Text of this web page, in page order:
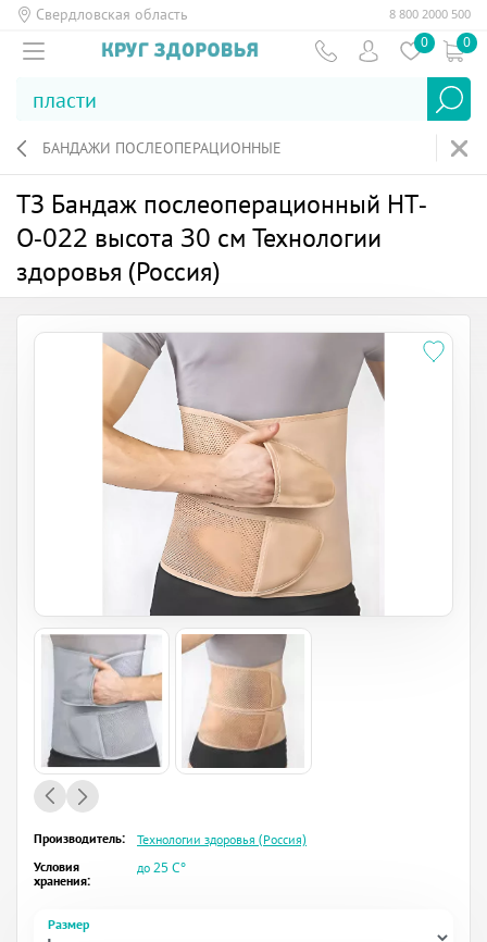
Свердловская область 8 800 2000 500
0 0
БАНДАЖИ ПОСЛЕОПЕРАЦИОННЫЕ
ТЗ Бандаж послеоперационный НТ-
О-022 высота 30 см Технологии
здоровья (Россия)
Производитель:
Технологии здоровья (Россия)
Условия
хранения:
до 25 C°
Размер